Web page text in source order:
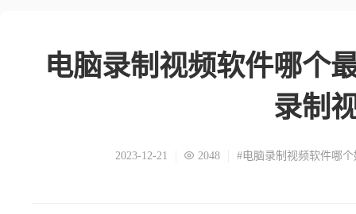
电脑录制视频软件哪个
录制
2023-12-21 2048 #电脑录制视频软件哪个